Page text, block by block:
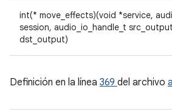
int(* move_effects)(void *service,
session, audio_io_handle_t
dst_output)
Definición en la línea 369 del archivo